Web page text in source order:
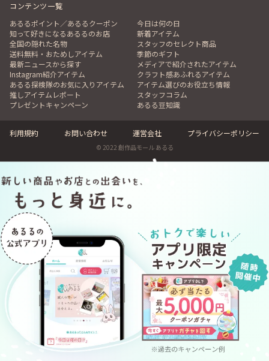
コンテンツ一覧
あるるポイント／あるるクーポン
今日は何の日
知って好きになるあるるのお店
新着アイテム
全国の隠れた名物
スタッフのセレクト商品
送料無料・おためしアイテム
季節のギフト
最新ニュースから探す
メディアで紹介されたアイテム
Instagram紹介アイテム
クラフト感あふれるアイテム
あるる探検隊のお気に入りアイテム
アイテム選びのお役立ち情報
推しアイテムレポート
スタッフコラム
プレゼントキャンペーン
あるる豆知識
利用規約 お問い合わせ 運営会社 プライバシーポリシー
© 2022 創作品モール あるる